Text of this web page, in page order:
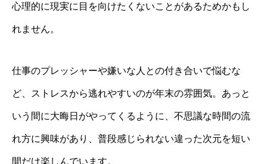
心理的に現実に目を向けたくないことがあるためかもし
れません。
仕事のプレッシャーや嫌いな人との付き合いで悩むな
ど、ストレスから逃れやすいのが年末の雰囲気。あっと
いう間に大晦日がやってくるように、不思議な時間の流
れ方に興味があり、普段感じられない違った次元を短い
間だけ楽しんでいます。